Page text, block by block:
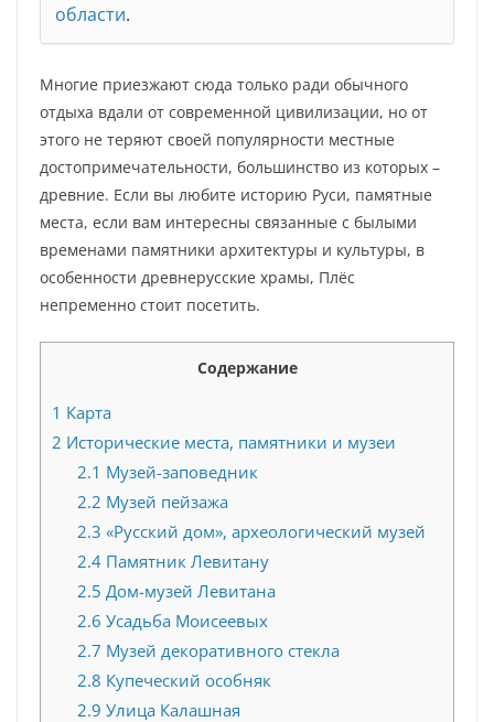
области.
Многие приезжают сюда только ради обычного
отдыха вдали от современной цивилизации, но от
этого не теряют своей популярности местные
достопримечательности, большинство из которых –
древние. Если вы любите историю Руси, памятные
места, если вам интересны связанные с былыми
временами памятники архитектуры и культуры, в
особенности древнерусские храмы, Плёс
непременно стоит посетить.
Содержание
1 Карта
2 Исторические места, памятники и музеи
2.1 Музей-заповедник
2.2 Музей пейзажа
2.3 «Русский дом», археологический музей
2.4Памятник Левитану
2.5 Дом-музей Левитана
2.6 Усадьба Моисеевых
2.7 Музей декоративного стекла
2.8 Купеческий особняк
2.9 Улица Калашная